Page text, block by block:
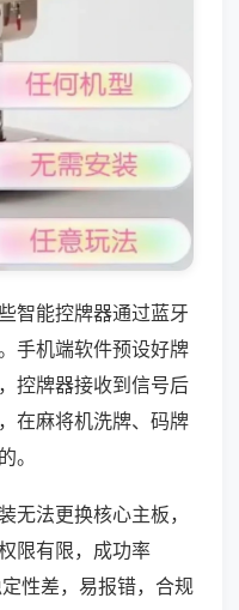
智能控牌器通过蓝牙
手机端软件预设好牌
控牌器接收到信号后
在麻将机洗牌、码牌
。
无法更换核心主板，
限有限，成功率
性差，易报错，合规